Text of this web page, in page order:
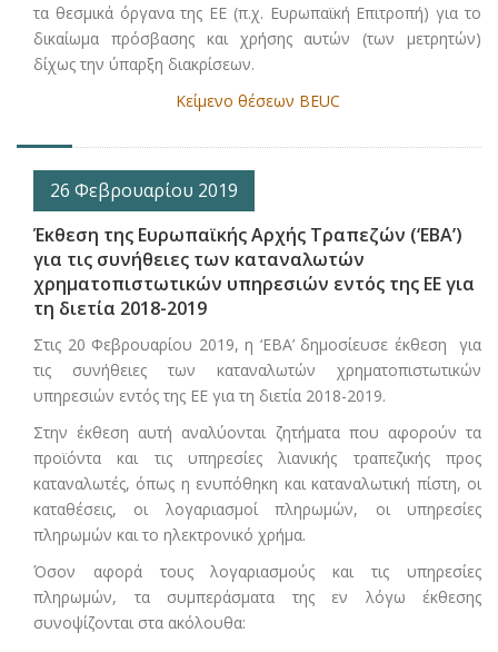
τα θεσμικά όργανα της ΕΕ (π.χ. Ευρωπαϊκή Επιτροπή) για το
δικαίωμα πρόσβασης και χρήσης αυτών (των μετρητών)
δίχως την ύπαρξη διακρίσεων.
Κείμενο θέσεων BEUC
26 Φεβρουαρίου 2019
Έκθεση της Ευρωπαϊκής Αρχής Τραπεζών (‘EBA’)
για τις συνήθειες των καταναλωτών
χρηματοπιστωτικών υπηρεσιών εντός της ΕΕ για
τη διετία 2018-2019
Στις 20 Φεβρουαρίου 2019, η ‘EBA’ δημοσίευσε έκθεση για
τις συνήθειες των καταναλωτών χρηματοπιστωτικών
υπηρεσιών εντός της ΕΕ για τη διετία 2018-2019.
Στην έκθεση αυτή αναλύονται ζητήματα που αφορούν τα
προϊόντα και τις υπηρεσίες λιανικής τραπεζικής προς
καταναλωτές, όπως η ενυπόθηκη και καταναλωτική πίστη, οι
καταθέσεις, οι λογαριασμοί πληρωμών, οι υπηρεσίες
πληρωμών και το ηλεκτρονικό χρήμα.
Όσον αφορά τους λογαριασμούς και τις υπηρεσίες
πληρωμών, τα συμπεράσματα της εν λόγω έκθεσης
συνοψίζονται στα ακόλουθα: